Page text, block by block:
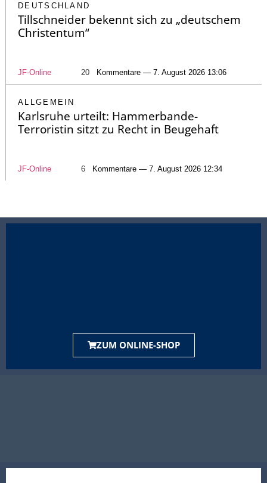
DEUTSCHLAND
Tillschneider bekennt sich zu „deutschem
Christentum“
JF-Online 20 Kommentare — 7. August 2026 13:06
ALLGEMEIN
Karlsruhe urteilt: Hammerbande-
Terroristin sitzt zu Recht in Beugehaft
JF-Online 6 Kommentare — 7. August 2026 12:34
ZUM ONLINE-SHOP